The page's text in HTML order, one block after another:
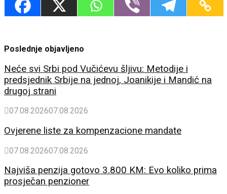
Poslednje objavljeno
Neće svi Srbi pod Vučićevu šljivu: Metodije i
predsjednik Srbije na jednoj, Joanikije i Mandić na
drugoj strani
07.08.202607.08.2026
Ovjerene liste za kompenzacione mandate
07.08.202607.08.2026
Najviša penzija gotovo 3.800 KM: Evo koliko prima
prosječan penzioner